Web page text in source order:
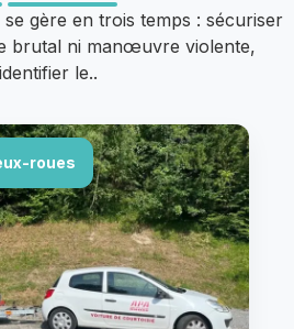
gère en trois temps : sécuriser
brutal ni manœuvre violente,
identifier le..
roues